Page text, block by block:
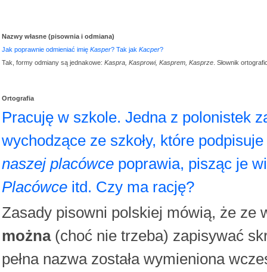
Nazwy własne (pisownia i odmiana)
Jak poprawnie odmieniać imię Kasper? Tak jak Kacper?
Tak, formy odmiany są jednakowe: Kaspra, Kasprowi, Kasprem, Kasprze . Słownik
Ortografia
Pracuję w szkole. Jedna z polonistek
wychodzące ze szkoły, które
naszej placówce poprawia, pisząc je
Placówce itd. Czy ma rację?
Zasady pisowni polskiej mówią, że ze
można(choć nie trzeba) zapisywać
pełna nazwa została wymieniona